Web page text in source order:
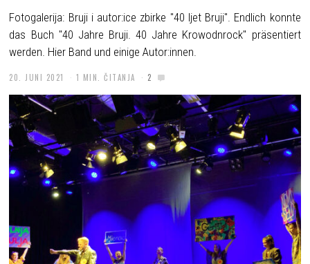
Fotogalerija: Bruji i autor:ice zbirke "40 ljet Bruji". Endlich konnte
das Buch "40 Jahre Bruji. 40 Jahre Krowodnrock" präsentiert
werden. Hier Band und einige Autor:innen.
20. JUNI 2021 1 MIN. ČITANJA 2